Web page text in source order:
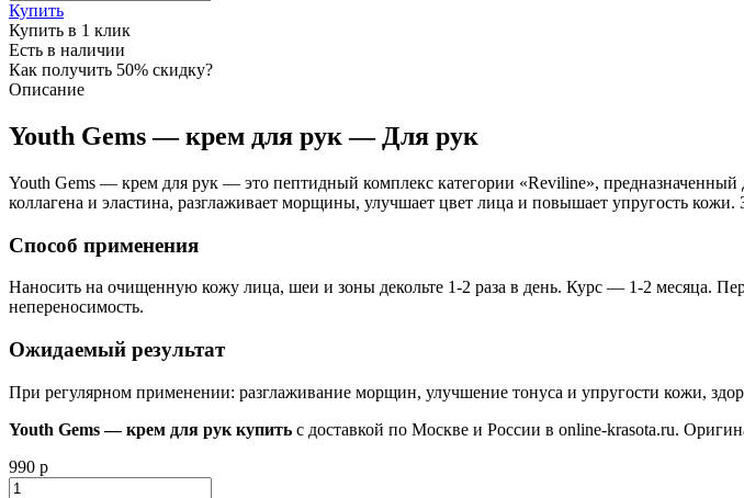
Купить
Купить в 1 клик
Есть в наличии
Как получить 50% скидку?
Описание
Youth Gems — крем для рук — Для рук
Youth Gems — крем для рук — это пептидный комплекс категории «Reviline»,
коллагена и эластина, разглаживает морщины, улучшает цвет лица и повышает упругость кожи.
Способ применения
Наносить на очищенную кожу лица, шеи и зоны декольте 1-2 раза в день. Курс — 1-2 месяца.
непереносимость.
Ожидаемый результат
При регулярном применении: разглаживание морщин, улучшение тонуса и упругости кожи,
Youth Gems — крем для рук купить с доставкой по Москве и России в online-krasota.ru.
990 р